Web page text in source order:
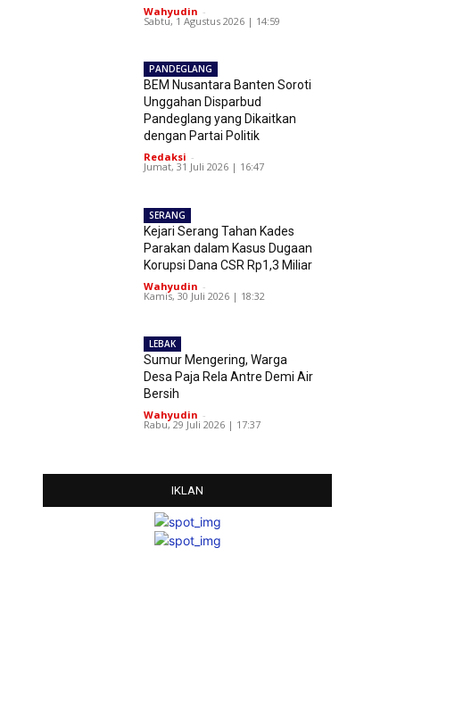
Wahyudin -
Sabtu, 1 Agustus 2026 | 14:59
PANDEGLANG
BEM Nusantara Banten Soroti
Unggahan Disparbud
Pandeglang yang Dikaitkan
dengan Partai Politik
Redaksi -
Jumat, 31 Juli 2026 | 16:47
SERANG
Kejari Serang Tahan Kades
Parakan dalam Kasus Dugaan
Korupsi Dana CSR Rp1,3 Miliar
Wahyudin -
Kamis, 30 Juli 2026 | 18:32
LEBAK
Sumur Mengering, Warga
Desa Paja Rela Antre Demi Air
Bersih
Wahyudin -
Rabu, 29 Juli 2026 | 17:37
IKLAN